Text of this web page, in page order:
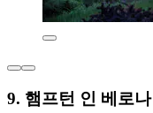
9. 햄프턴 인 베로